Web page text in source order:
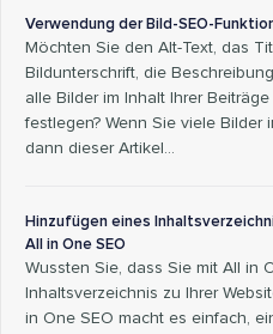
Verwendung der Bild-SEO-
Möchten Sie den Alt-Text, das
Bildunterschrift, die
alle Bilder im Inhalt Ihrer
festlegen? Wenn Sie viele Bilder
dann dieser Artikel…
Hinzufügen eines
All in One SEO
Wussten Sie, dass Sie mit All in
Inhaltsverzeichnis zu Ihrer
in One SEO macht es einfach,